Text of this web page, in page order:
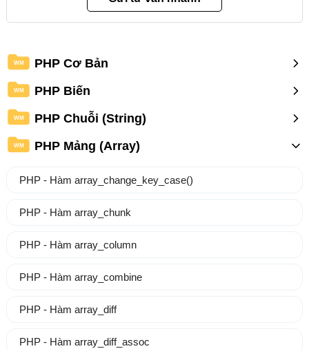
WM PHP Cơ Bản
WM PHP Biến
WM PHP Chuỗi (String)
WM PHP Mảng (Array)
PHP - Hàm array_change_key_case()
PHP - Hàm array_chunk
PHP - Hàm array_column
PHP - Hàm array_combine
PHP - Hàm array_diff
PHP - Hàm array_diff_assoc